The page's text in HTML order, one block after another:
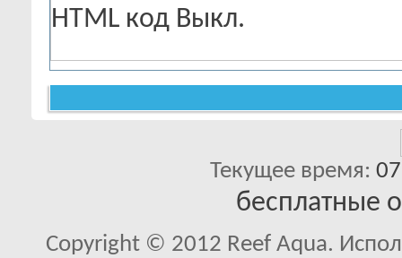
HTML код Выкл.
Текущее время:
бесплатные
Copyright © 2012 Reef Aqua.